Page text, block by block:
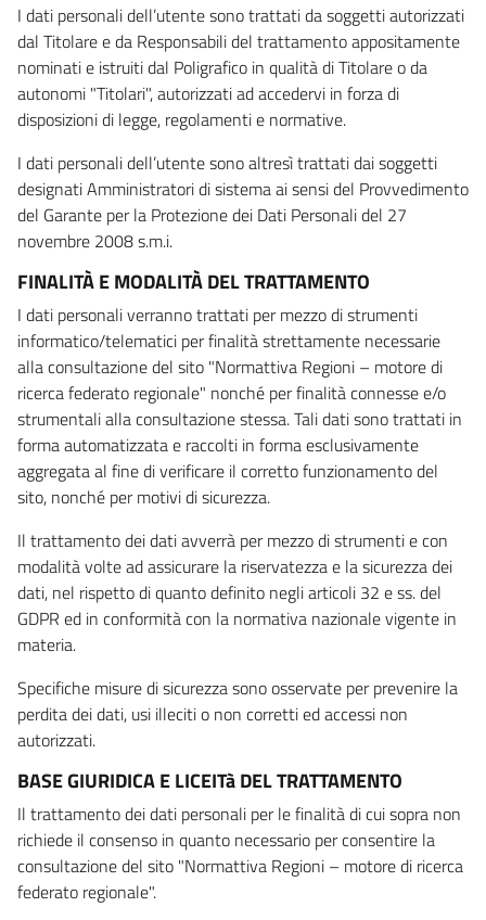
I dati personali dell’utente sono trattati da soggetti autorizzati
dal Titolare e da Responsabili del trattamento appositamente
nominati e istruiti dal Poligrafico in qualità di Titolare o da
autonomi "Titolari", autorizzati ad accedervi in forza di
disposizioni di legge, regolamenti e normative.
I dati personali dell’utente sono altresì trattati dai soggetti
designati Amministratori di sistema ai sensi del Provvedimento
del Garante per la Protezione dei Dati Personali del 27
novembre 2008 s.m.i.
FINALITÀ E MODALITÀ DEL TRATTAMENTO
I dati personali verranno trattati per mezzo di strumenti
informatico/telematici per finalità strettamente necessarie
alla consultazione del sito "Normattiva Regioni – motore di
ricerca federato regionale" nonché per finalità connesse e/o
strumentali alla consultazione stessa. Tali dati sono trattati in
forma automatizzata e raccolti in forma esclusivamente
aggregata al fine di verificare il corretto funzionamento del
sito, nonché per motivi di sicurezza.
Il trattamento dei dati avverrà per mezzo di strumenti e con
modalità volte ad assicurare la riservatezza e la sicurezza dei
dati, nel rispetto di quanto definito negli articoli 32 e ss. del
GDPR ed in conformità con la normativa nazionale vigente in
materia.
Specifiche misure di sicurezza sono osservate per prevenire la
perdita dei dati, usi illeciti o non corretti ed accessi non
autorizzati.
BASE GIURIDICA E LICEITà DEL TRATTAMENTO
Il trattamento dei dati personali per le finalità di cui sopra non
richiede il consenso in quanto necessario per consentire la
consultazione del sito "Normattiva Regioni – motore di ricerca
federato regionale".